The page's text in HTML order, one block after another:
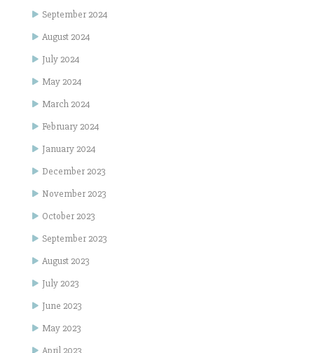
September 2024
August 2024
July 2024
May 2024
March 2024
February 2024
January 2024
December 2023
November 2023
October 2023
September 2023
August 2023
July 2023
June 2023
May 2023